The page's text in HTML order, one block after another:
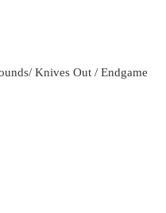
Knives Out / Endgame